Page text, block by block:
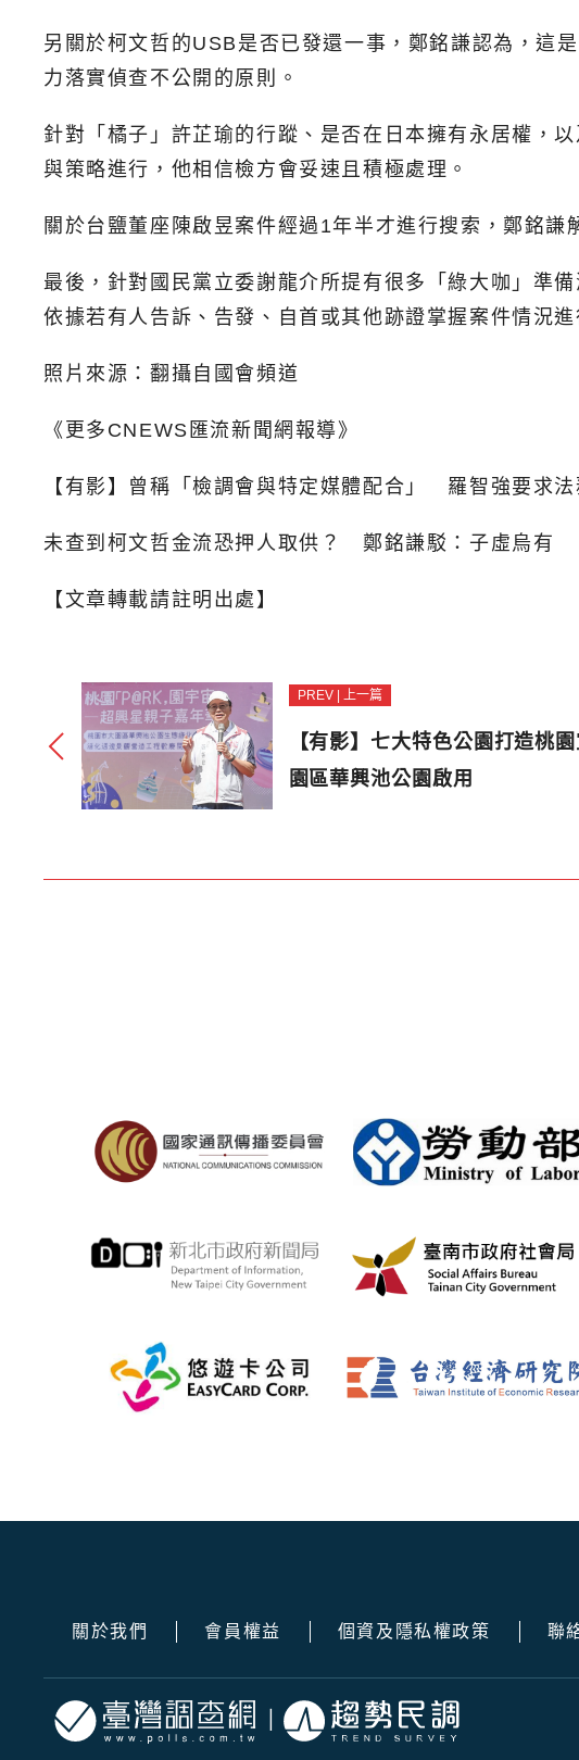
另關於柯文哲的USB是否已發還一事，鄭銘謙認為，這
力落實偵查不公開的原則。
針對「橘子」許芷瑜的行蹤、是否在日本擁有永居權，
與策略進行，他相信檢方會妥速且積極處理。
關於台鹽董座陳啟昱案件經過1年半才進行搜索，鄭銘
最後，針對國民黨立委謝龍介所提有很多「綠大咖」準
依據若有人告訴、告發、自首或其他跡證掌握案件情況
照片來源：翻攝自國會頻道
《更多CNEWS匯流新聞網報導》
【有影】曾稱「檢調會與特定媒體配合」 羅智強要求
未查到柯文哲金流恐押人取供？ 鄭銘謙駁：子虛烏有
【文章轉載請註明出處】
PREV | 上一篇
【有影】七大特色公園打造桃
園區華興池公園啟用
關於我們 會員權益 個資及隱私權政策 聯